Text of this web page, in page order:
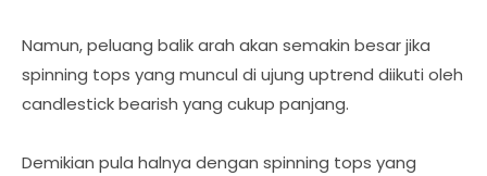
Namun, peluang balik arah akan semakin besar jika
spinning tops yang muncul di ujung uptrend diikuti oleh
candlestick bearish yang cukup panjang.
Demikian pula halnya dengan spinning tops yang